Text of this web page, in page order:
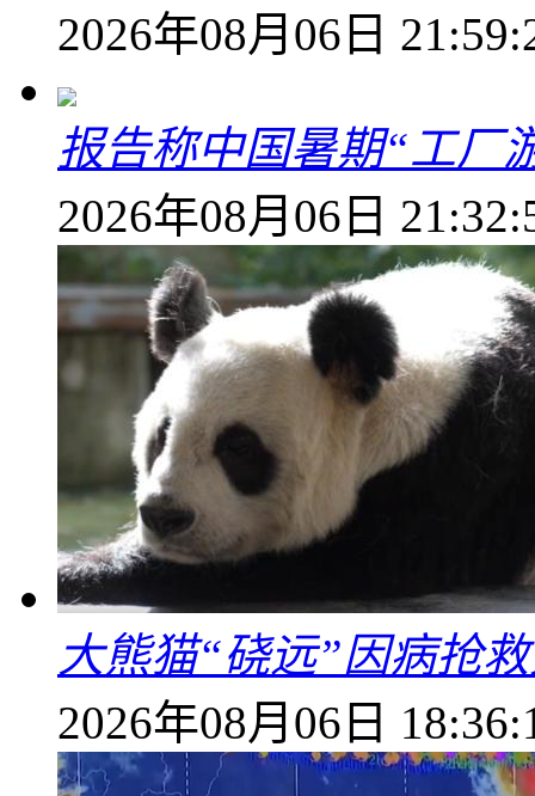
2026年08月06日
报告称中国暑期“工厂
2026年08月06日
大熊猫“硗远”因病抢
2026年08月06日